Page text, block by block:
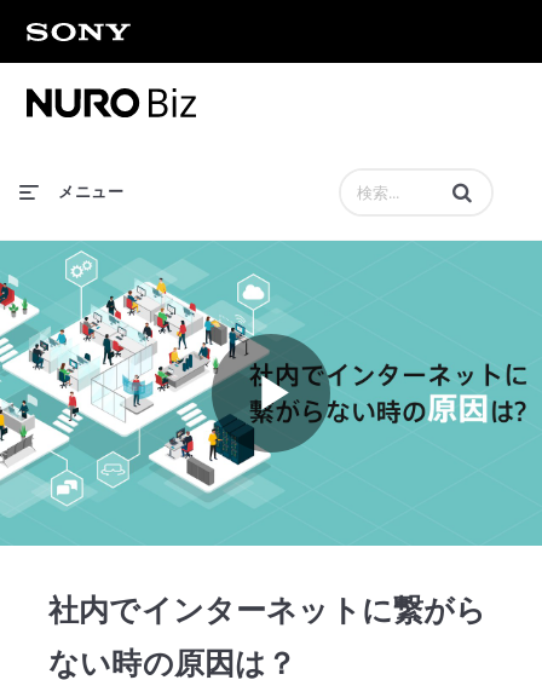
メニュー 動画の検索語句
P
社内でインターネットに繋がら
ない時の原因は？